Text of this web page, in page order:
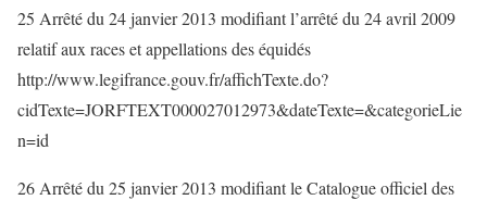
25 Arrêté du 24 janvier 2013 modifiant l’arrêté du 24 avril 2009
relatif aux races et appellations des équidés
http://www.legifrance.gouv.fr/affichTexte.do?
cidTexte=JORFTEXT000027012973&dateTexte=&categorieLie
n=id
26 Arrêté du 25 janvier 2013 modifiant le Catalogue officiel des